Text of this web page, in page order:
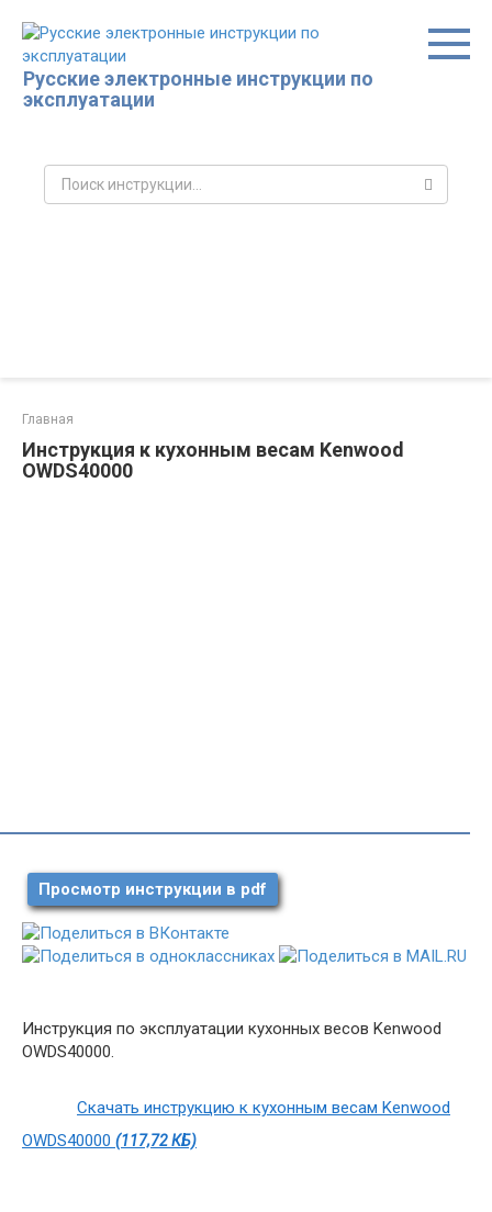
контенту
Русские электронные инструкции по
эксплуатации
Поиск:
Главная
Инструкция к кухонным весам Kenwood
OWDS40000
Просмотр инструкции в pdf
Инструкция по эксплуатации кухонных весов Kenwood
OWDS40000.
Скачать инструкцию к кухонным весам Kenwood
OWDS40000 (117,72 КБ)